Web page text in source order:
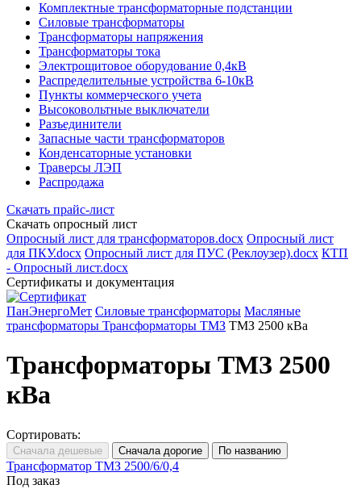
Комплектные трансформаторные подстанции
Силовые трансформаторы
Трансформаторы напряжения
Трансформаторы тока
Электрощитовое оборудование 0,4кВ
Распределительные устройства 6-10кВ
Пункты коммерческого учета
Высоковольтные выключатели
Разъединители
Запасные части трансформаторов
Конденсаторные установки
Траверсы ЛЭП
Распродажа
Скачать прайс-лист
Скачать опросный лист
Опросный лист для трансформаторов.docx Опросный лист
для ПКУ.docx Опросный лист для ПУС (Реклоузер).docx КТП
- Опросный лист.docx
Сертификаты и документация
ПанЭнергоМет Силовые трансформаторы Масляные
трансформаторы Трансформаторы ТМЗ ТМЗ 2500 кВа
Трансформаторы ТМЗ 2500
кВа
Сортировать:
Трансформатор ТМЗ 2500/6/0,4
Под заказ